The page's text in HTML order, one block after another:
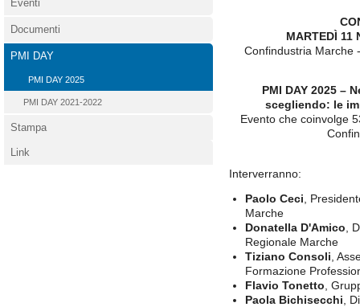
MARTEDÌ 11
Confindustria Marche
PMI DAY 2025 –
scegliendo: le
Evento che coinvolge
Interverranno:
Paolo Ceci ,
Marche
Donatella D'Amico ,
Regionale Marche
Tiziano Consoli ,
Formazione
Flavio Tonetto ,
Paola Bichisecchi ,
Eventi
Documenti
PMI DAY
PMI DAY 2025
PMI DAY 2021-2022
Stampa
Link